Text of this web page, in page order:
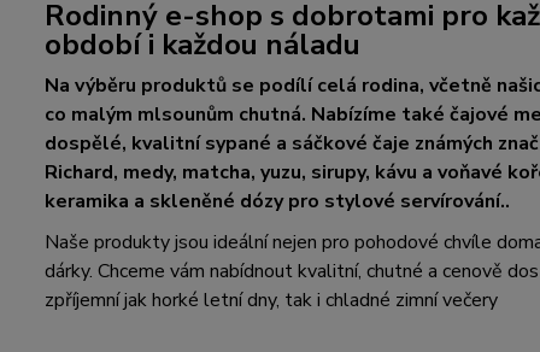
Rodinný e-shop s dobrotami pro
období i každou náladu
Na výběru produktů se podílí celá rodina, včetně
co malým mlsounům chutná. Nabízíme také čajové
dospělé, kvalitní sypané a sáčkové čaje známých
Richard, medy, matcha, yuzu, sirupy, kávu a voňavé
keramika a skleněné dózy pro stylové servírování..
Naše produkty jsou ideální nejen pro pohodové chvíle
dárky. Chceme vám nabídnout kvalitní, chutné a cenově
zpříjemní jak horké letní dny, tak i chladné zimní večery